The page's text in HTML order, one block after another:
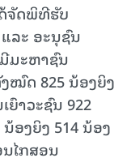
ຈັດພິທີຮັບ
ລະ ອະນຸຊົນ
ມະຫາຊົນ
ໝົດ 825 ນ້ອງຍິງ
ຍົາວະຊົນ 922
ອງຍິງ 514 ນ້ອງ
ໄກສອນ